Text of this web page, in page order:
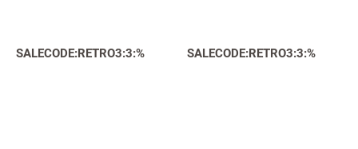
SALECODE:RETRO3:3:% SALECODE:RETRO3:3:%